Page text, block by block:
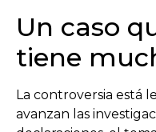
Un caso
tiene
La controversia está
avanzan las